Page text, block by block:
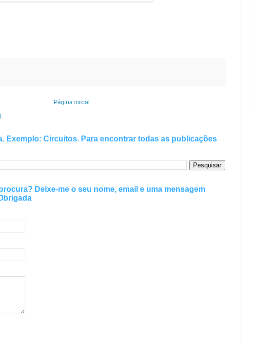
Página inicial
Exemplo: Circuitos. Para encontrar todas as publicações
Deixe-me o seu nome, email e uma mensagem